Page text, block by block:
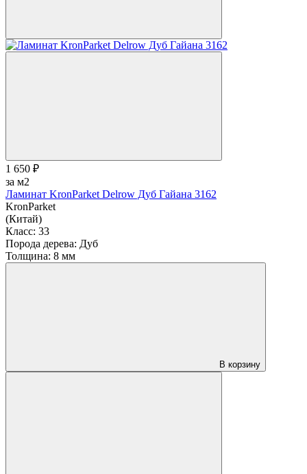
1 650 ₽
за м2
Ламинат KronParket Delrow Дуб Гайана 3162
KronParket
(Китай)
Класс: 33
Порода дерева: Дуб
Толщина: 8 мм
В корзину